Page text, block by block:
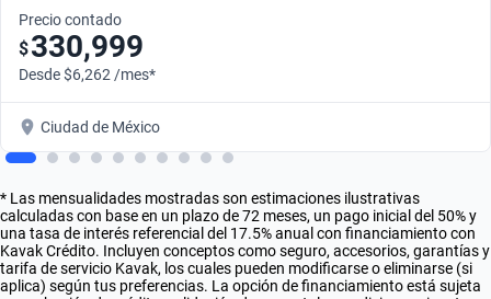
Precio contado
$330,999
Desde $6,262 /mes*
Ciudad de México
* Las mensualidades mostradas son estimaciones ilustrativas
calculadas con base en un plazo de 72 meses, un pago inicial del 50% y
una tasa de interés referencial del 17.5% anual con financiamiento con
Kavak Crédito. Incluyen conceptos como seguro, accesorios, garantías y
tarifa de servicio Kavak, los cuales pueden modificarse o eliminarse (si
aplica) según tus preferencias. La opción de financiamiento está sujeta